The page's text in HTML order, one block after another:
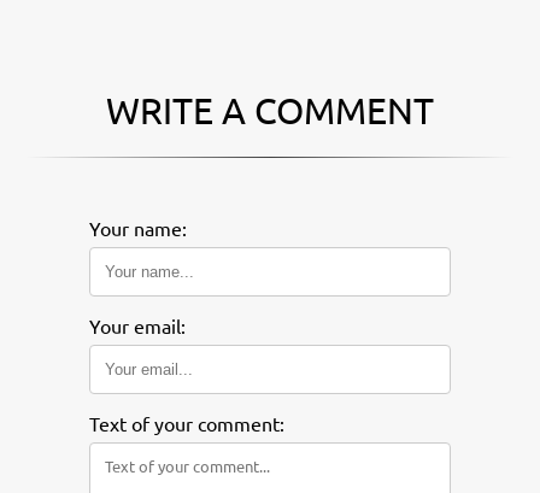
WRITE A COMMENT
Your name:
Your email:
Text of your comment: